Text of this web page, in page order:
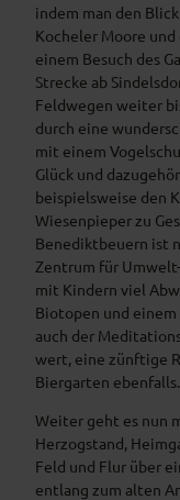
indem man den
Kocheler Moore
einem Besuch des
Strecke ab
Feldwegen weiter
durch eine
mit einem
Glück und
beispielsweise den
Wiesenpieper zu
Benediktbeuern ist
Zentrum für
mit Kindern viel
Biotopen und
auch der
wert, eine zünftige
Biergarten ebenfalls.
Weiter geht es nun
Herzogstand,
Feld und Flur über
entlang zum alten